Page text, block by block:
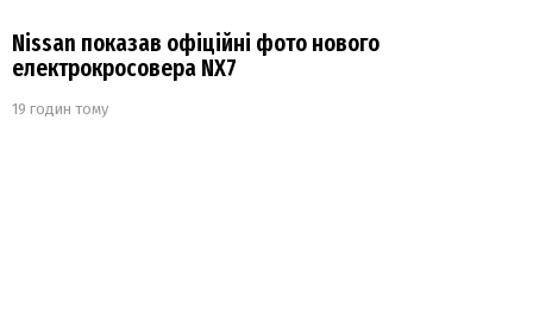
Nissan показав офіційні фото нового
електрокросовера NX7
19 годин тому